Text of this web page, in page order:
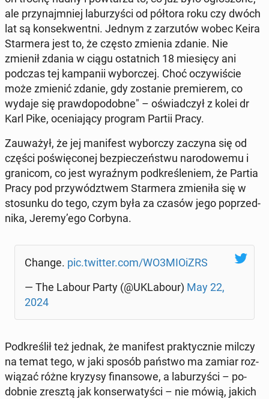
ale przy­naj­mniej la­bu­rzy­ści od półtora roku czy dwóch
lat są kon­se­kwent­ni. Jednym z za­rzu­tów wobec Keira
Star­me­ra jest to, że często zmienia zdanie. Nie
zmienił zdania w ciągu ostat­nich 18 mie­się­cy ani
podczas tej kam­pa­nii wy­bor­czej. Choć oczy­wi­ście
może zmienić zdanie, gdy zo­sta­nie pre­mie­rem, co
wydaje się praw­do­po­dob­ne" – oświad­czył z kolei dr
Karl Pike, oce­nia­ją­cy program Partii Pracy.
Za­uwa­żył, że jej ma­ni­fest wy­bor­czy zaczyna się od
części po­świę­co­nej bez­pie­czeń­stwu na­ro­do­we­mu i
gra­ni­com, co jest wy­raź­nym pod­kre­śle­niem, że Partia
Pracy pod przy­wódz­twem Star­me­ra zmie­ni­ła się w
sto­sun­ku do tego, czym była za czasów jego po­przed­
ni­ka, Jeremy’ego Corbyna.
Change. pic.twitter.com/WO3MIOiZRS
— The Labour Party (@UKLa­bo­ur) May 22,
2024
Pod­kre­ślił też jednak, że ma­ni­fest prak­tycz­nie milczy
na temat tego, w jaki sposób państwo ma zamiar roz­
wią­zać różne kryzysy fi­nan­so­we, a la­bu­rzy­ści – po­
dob­nie zresztą jak kon­ser­wa­ty­ści – nie mówią, jakich